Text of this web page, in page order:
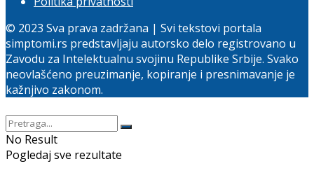
© 2023 Sva prava zadržana | Svi tekstovi portala
simptomi.rs predstavljaju autorsko delo registrovano u
Zavodu za Intelektualnu svojinu Republike Srbije. Svako
neovlašćeno preuzimanje, kopiranje i presnimavanje je
kažnjivo zakonom.
No Result
Pogledaj sve rezultate